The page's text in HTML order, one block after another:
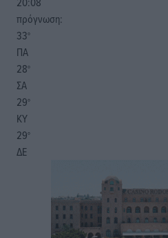
πρόγνωση:
33°
ΠΑ
28°
ΣΑ
29°
ΚΥ
29°
ΔΕ